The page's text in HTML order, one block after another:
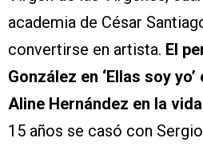
academia de César
convertirse en artista. El
González en ‘Ellas soy
Aline Hernández en la
15 años se casó con